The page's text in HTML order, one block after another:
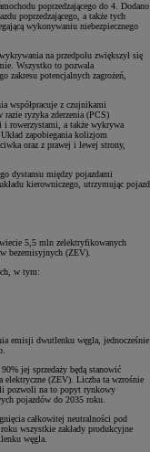
poprzedzającego do 4. Dodano
poprzedzającego, a także tych
wykonywaniu niebezpiecznego
na przedpolu zwiększył się
Wszystko to pozwala
zakresu potencjalnych zagrożeń,
współpracuje z czujnikami
razie ryzyka zderzenia (PCS)
i rowerzystami, a także wykrywa
zapobiegania kolizjom
oraz z prawej i lewej strony,
dystansu między pojazdami
kierowniczego, utrzymując pojazd
5,5 mln zelektryfikowanych
bezemisyjnych (ZEV).
w tym:
emisji dwutlenku węgla, jednocześnie
jej sprzedaży będą stanowić
elektryczne (ZEV). Liczba ta wzrośnie
pozwoli na to popyt rynkowy
pojazdów do 2035 roku.
całkowitej neutralności pod
wszystkie zakłady produkcyjne
węgla.